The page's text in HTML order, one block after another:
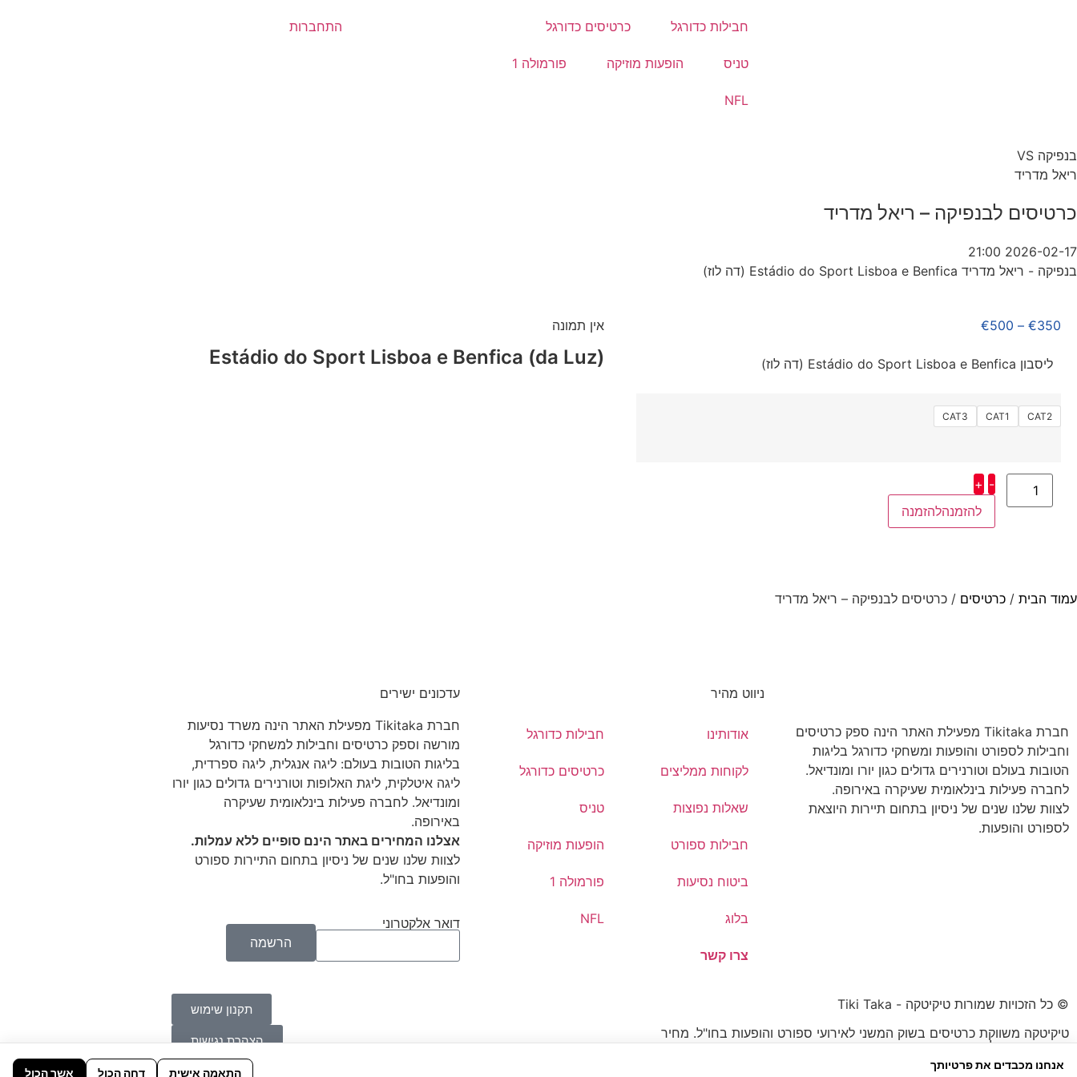
חבילות כדורגל כרטיסים כדורגל
טניס הופעות מוזיקה פורמולה 1
NFL
התחברות
בנפיקה VS
ריאל מדריד
כרטיסים לבנפיקה – ריאל מדריד
2026-02-17 21:00
בנפיקה - ריאל מדריד Estádio do Sport Lisboa e Benfica (דה לוז)
€350
–
€500
ליסבון Estádio do Sport Lisboa e Benfica (דה לוז)
CAT2
CAT1
CAT3
-
+
להזמנה
אין תמונה
Estádio do Sport Lisboa e Benfica (da Luz)
עמוד הבית / כרטיסים / כרטיסים לבנפיקה – ריאל מדריד
חברת Tikitaka מפעילת האתר הינה ספק כרטיסים
וחבילות לספורט והופעות ומשחקי כדורגל בליגות
הטובות בעולם וטורנירים גדולים כגון יורו ומונדיאל.
לחברה פעילות בינלאומית שעיקרה באירופה.
לצוות שלנו שנים של ניסיון בתחום תיירות היוצאת
לספורט והופעות.
ניווט מהיר
אודותינו
לקוחות ממליצים
שאלות נפוצות
חבילות ספורט
ביטוח נסיעות
בלוג
צרו קשר
חבילות כדורגל
כרטיסים כדורגל
טניס
הופעות מוזיקה
פורמולה 1
NFL
עדכונים ישירים
חברת Tikitaka מפעילת האתר הינה משרד נסיעות
מורשה וספק כרטיסים וחבילות למשחקי כדורגל
בליגות הטובות בעולם: ליגה אנגלית, ליגה ספרדית,
ליגה איטלקית, ליגת האלופות וטורנירים גדולים כגון יורו
ומונדיאל. לחברה פעילות בינלאומית שעיקרה
באירופה.
אצלנו המחירים באתר הינם סופיים ללא עמלות.
לצוות שלנו שנים של ניסיון בתחום התיירות ספורט
והופעות בחו"ל.
דואר אלקטרוני
הרשמה
© כל הזכויות שמורות טיקיטקה - Tiki Taka
טיקיטקה משווקת כרטיסים בשוק המשני לאירועי ספורט והופעות בחו"ל. מחיר
הכרטיס עשוי להיות נמוך או גבוה מהמחיר הרשמי.
תקנון שימוש
הצהרת נגישות
אנחנו מכבדים את פרטיותך
התאמה אישית דחה הכול אשר הכול